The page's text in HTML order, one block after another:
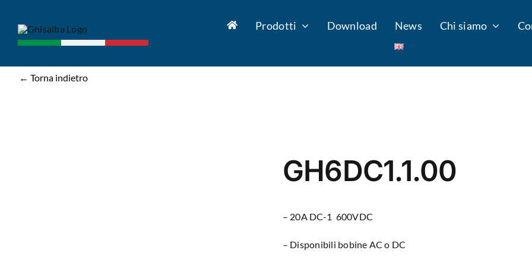
contenuto
Prodotti Download News Chi siamo
← Torna indietro
GH6DC1.1.00
– 20A DC-1 600VDC
– Disponibili bobine AC o DC